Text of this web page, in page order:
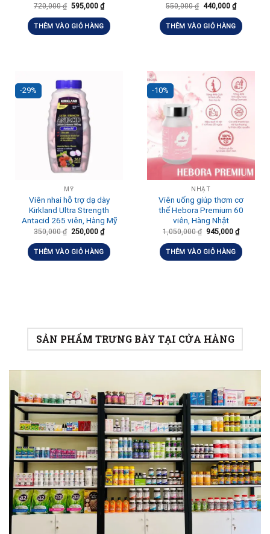
720,000₫ 595,000 ₫
THÊM VÀO GIỎ HÀNG
550,000₫ 440,000 ₫
THÊM VÀO GIỎ HÀNG
-29%
MỸ
Viên nhai hỗ trợ dạ dày
Kirkland Ultra Strength
Antacid 265 viên, Hàng Mỹ
350,000₫ 250,000 ₫
THÊM VÀO GIỎ HÀNG
-10%
NHẬT
Viên uống giúp thơm cơ
thể Hebora Premium 60
viên, Hàng Nhật
1,050,000₫ 945,000 ₫
THÊM VÀO GIỎ HÀNG
SẢN PHẨM TRƯNG BÀY TẠI CỬA HÀNG